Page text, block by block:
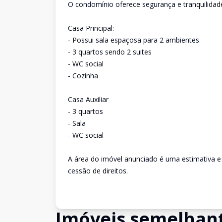
O condomínio oferece segurança e
Casa Principal:
- Possui sala espaçosa para 2 ambientes
- 3 quartos sendo 2 suites
- WC social
- Cozinha
Casa Auxiliar
- 3 quartos
- Sala
- WC social
A área do imóvel anunciado é uma estimativa
cessão de direitos.